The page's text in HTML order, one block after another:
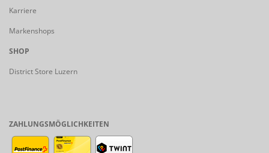
Karriere
Markenshops
SHOP
District Store Luzern
ZAHLUNGSMÖGLICHKEITEN